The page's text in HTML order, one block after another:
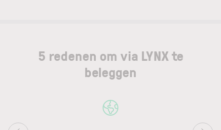
5 redenen om via LYNX te
beleggen